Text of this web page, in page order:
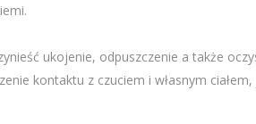
ukojenie, odpuszczenie a także
kontaktu z czuciem i własnym